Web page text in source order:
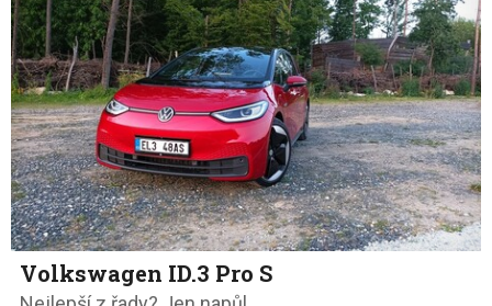
Volkswagen ID.3 Pro S